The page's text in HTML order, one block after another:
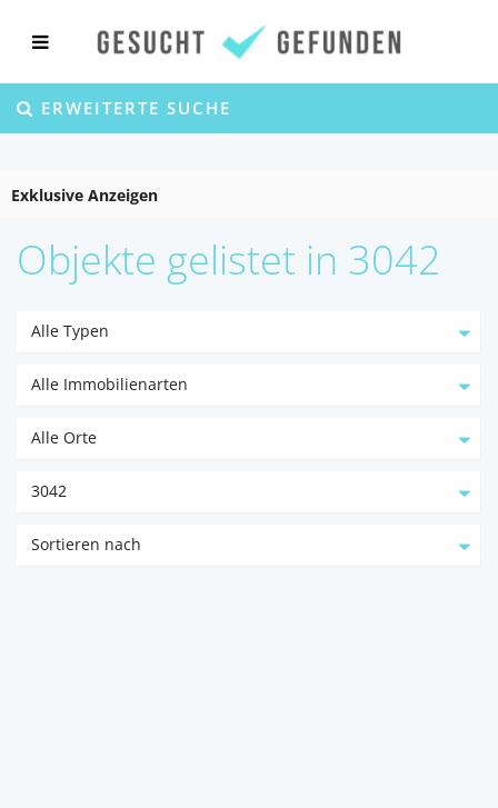
ERWEITERTE SUCHE
Exklusive Anzeigen
Objekte gelistet in 3042
Alle Typen
Alle Immobilienarten
Alle Orte
3042
Sortieren nach